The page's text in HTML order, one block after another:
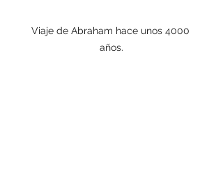
Viaje de Abraham hace unos 4000
años.